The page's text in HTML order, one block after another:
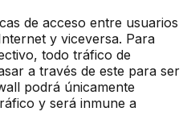
de acceso entre usuarios
y viceversa. Para
todo tráfico de
a través de este para ser
podrá únicamente
y será inmune a